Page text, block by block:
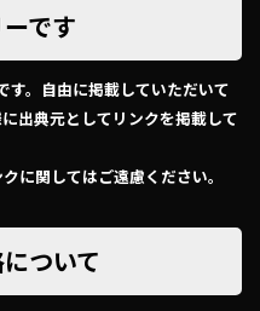
です
す。自由に掲載していただいて
出典元としてリンクを掲載して
に関してはご遠慮ください。
ついて